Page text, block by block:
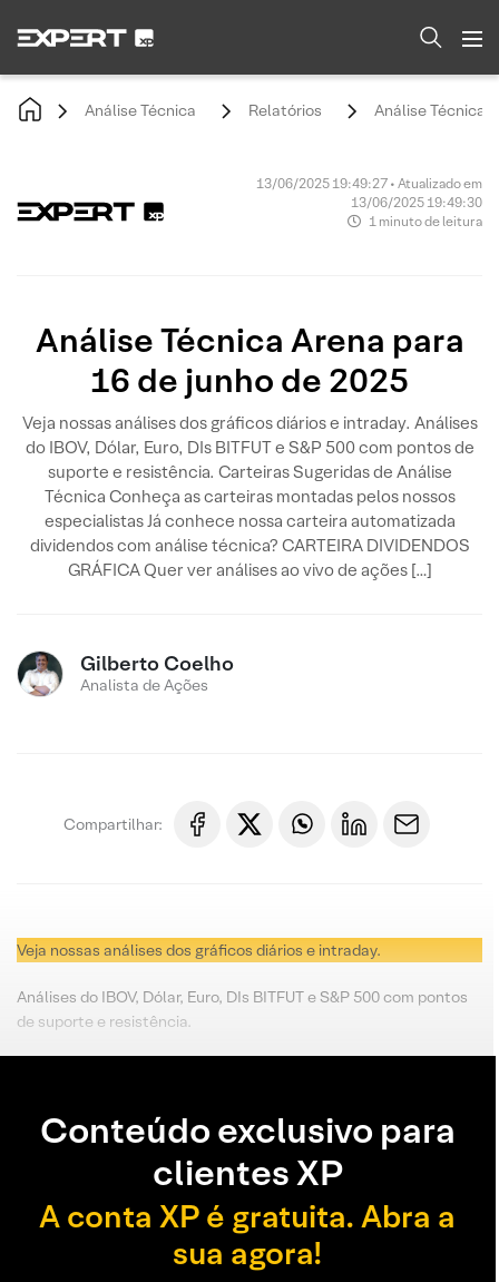
Análise Técnica Relatórios Análise Técnica
13/06/2025 19:49:27 • Atualizado em
13/06/2025 19:49:30
1 minuto de leitura
Análise Técnica Arena para
16 de junho de 2025
Veja nossas análises dos gráficos diários e intraday. Análises
do IBOV, Dólar, Euro, DIs BITFUT e S&P 500 com pontos de
suporte e resistência. Carteiras Sugeridas de Análise
Técnica Conheça as carteiras montadas pelos nossos
especialistas Já conhece nossa carteira automatizada
dividendos com análise técnica? CARTEIRA DIVIDENDOS
GRÁFICA Quer ver análises ao vivo de ações […]
Gilberto Coelho
Analista de Ações
Compartilhar:
Veja nossas análises dos gráficos diários e intraday.
Análises do IBOV, Dólar, Euro, DIs BITFUT e S&P 500 com pontos
de suporte e resistência.
Conteúdo exclusivo para
clientes XP
A conta XP é gratuita. Abra a
sua agora!